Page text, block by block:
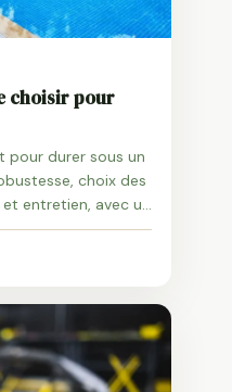
choisir pour
pour durer sous un
choix des
entretien, avec un
abords de piscine.